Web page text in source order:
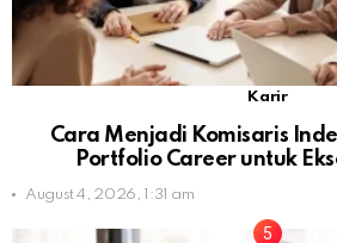
Karir
Cara Menjadi Komisaris
Portfolio Career untuk
August 4, 2026, 1:31 am